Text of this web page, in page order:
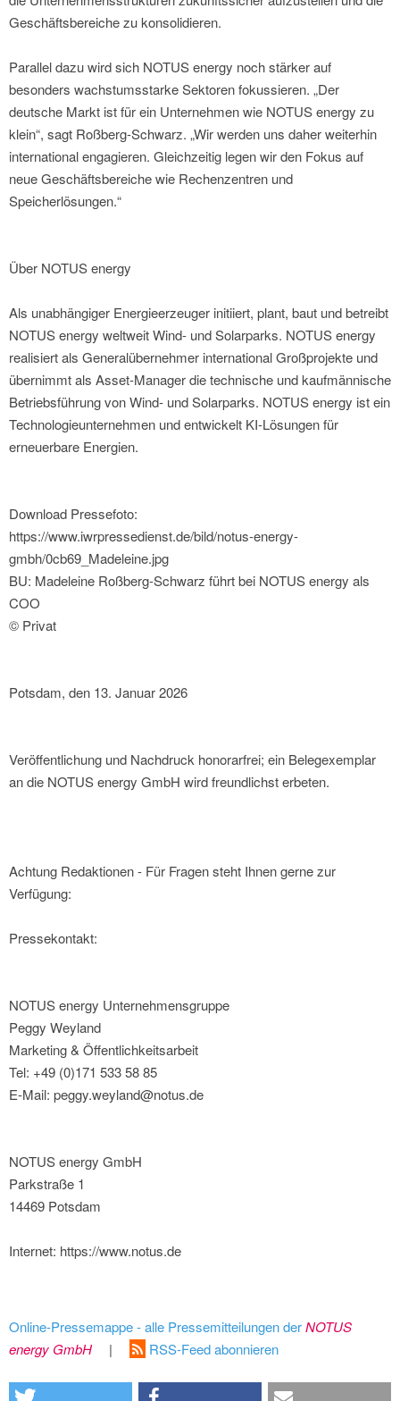
Geschäftsbereiche zu konsolidieren.
Parallel dazu wird sich NOTUS energy noch stärker auf
besonders wachstumsstarke Sektoren fokussieren. „Der
deutsche Markt ist für ein Unternehmen wie NOTUS energy zu
klein“, sagt Roßberg-Schwarz. „Wir werden uns daher weiterhin
international engagieren. Gleichzeitig legen wir den Fokus auf
neue Geschäftsbereiche wie Rechenzentren und
Speicherlösungen.“
Über NOTUS energy
Als unabhängiger Energieerzeuger initiiert, plant, baut und betreibt
NOTUS energy weltweit Wind- und Solarparks. NOTUS energy
realisiert als Generalübernehmer international Großprojekte und
übernimmt als Asset-Manager die technische und kaufmännische
Betriebsführung von Wind- und Solarparks. NOTUS energy ist ein
Technologieunternehmen und entwickelt KI-Lösungen für
erneuerbare Energien.
Download Pressefoto:
https://www.iwrpressedienst.de/bild/notus-energy-
gmbh/0cb69_Madeleine.jpg
BU: Madeleine Roßberg-Schwarz führt bei NOTUS energy als
COO
© Privat
Potsdam, den 13. Januar 2026
Veröffentlichung und Nachdruck honorarfrei; ein Belegexemplar
an die NOTUS energy GmbH wird freundlichst erbeten.
Achtung Redaktionen - Für Fragen steht Ihnen gerne zur
Verfügung:
Pressekontakt:
NOTUS energy Unternehmensgruppe
Peggy Weyland
Marketing & Öffentlichkeitsarbeit
Tel: +49 (0)171 533 58 85
E-Mail: peggy.weyland@notus.de
NOTUS energy GmbH
Parkstraße 1
14469 Potsdam
Internet: https://www.notus.de
Online-Pressemappe - alle Pressemitteilungen derNOTUS
energy GmbH
| RSS-Feed abonnieren